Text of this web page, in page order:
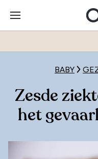
BABY
Zesde
het